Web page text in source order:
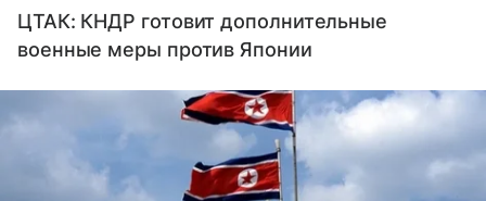
ЦТАК: КНДР готовит дополнительные
военные меры против Японии